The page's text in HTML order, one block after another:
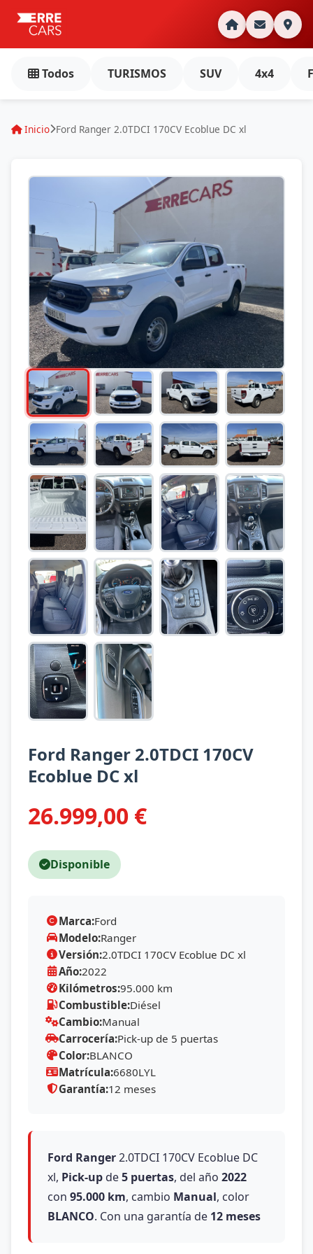
Todos TURISMOS SUV 4x4
Inicio Ford Ranger 2.0TDCI 170CV Ecoblue DC xl
Ford Ranger 2.0TDCI 170CV
Ecoblue DC xl
26.999,00 €
Disponible
Marca:Ford
Modelo:Ranger
Versión:2.0TDCI 170CV Ecoblue DC xl
Año:2022
Kilómetros:95.000 km
Combustible:Diésel
Cambio:Manual
Carrocería:Pick-up de 5 puertas
Color:BLANCO
Matrícula:6680LYL
Garantía:12 meses
Ford Ranger2.0TDCI 170CV Ecoblue DC
xl, Pick-upde5 puertas, del año 2022
con 95.000 km, cambio Manual, color
BLANCO. Con una garantía de 12 meses